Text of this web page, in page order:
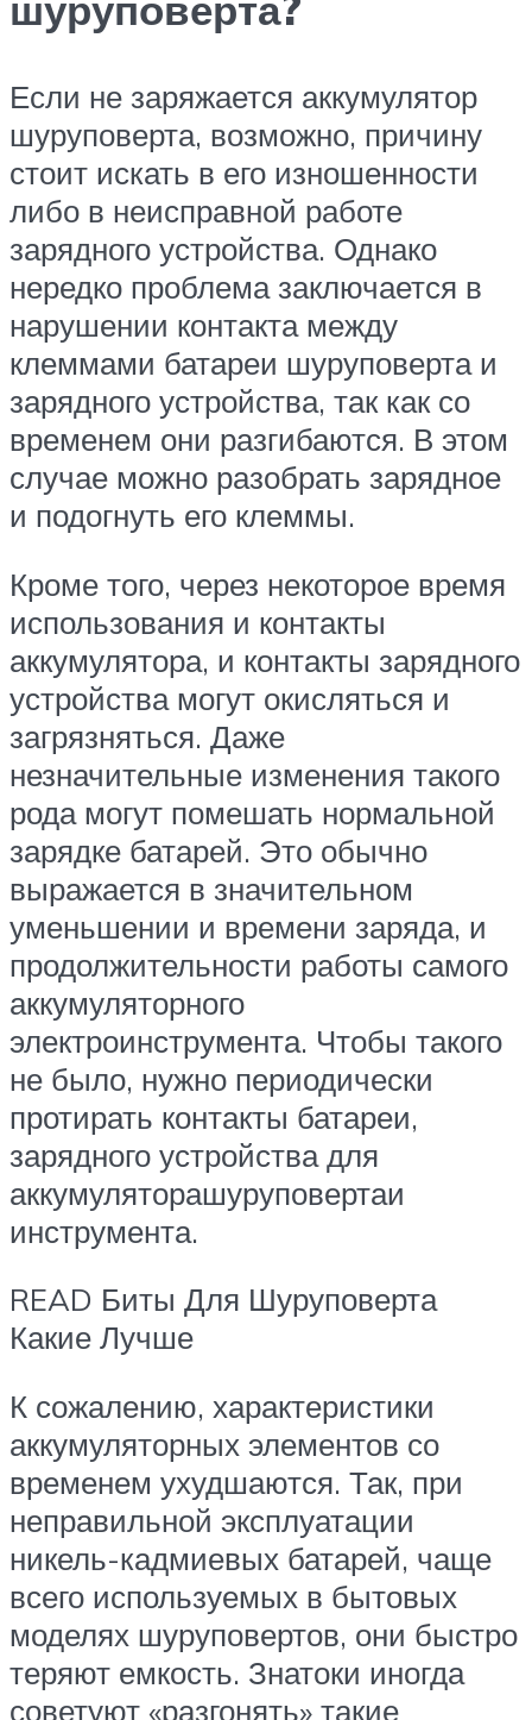
Если не заряжается аккумулятор
шуруповерта, возможно, причину
стоит искать в его изношенности
либо в неисправной работе
зарядного устройства. Однако
нередко проблема заключается в
нарушении контакта между
клеммами батареи шуруповерта и
зарядного устройства, так как со
временем они разгибаются. В этом
случае можно разобрать зарядное
и подогнуть его клеммы.
Кроме того, через некоторое время
использования и контакты
аккумулятора, и контакты зарядного
устройства могут окисляться и
загрязняться. Даже
незначительные изменения такого
рода могут помешать нормальной
зарядке батарей. Это обычно
выражается в значительном
уменьшении и времени заряда, и
продолжительности работы самого
аккумуляторного
электроинструмента. Чтобы такого
не было, нужно периодически
протирать контакты батареи,
зарядного устройства для
аккумуляторашуруповертаи
инструмента.
READ Биты Для Шуруповерта
Какие Лучше
К сожалению, характеристики
аккумуляторных элементов со
временем ухудшаются. Так, при
неправильной эксплуатации
никель-кадмиевых батарей, чаще
всего используемых в бытовых
моделях шуруповертов, они быстро
теряют емкость. Знатоки иногда
советуют «разгонять» такие